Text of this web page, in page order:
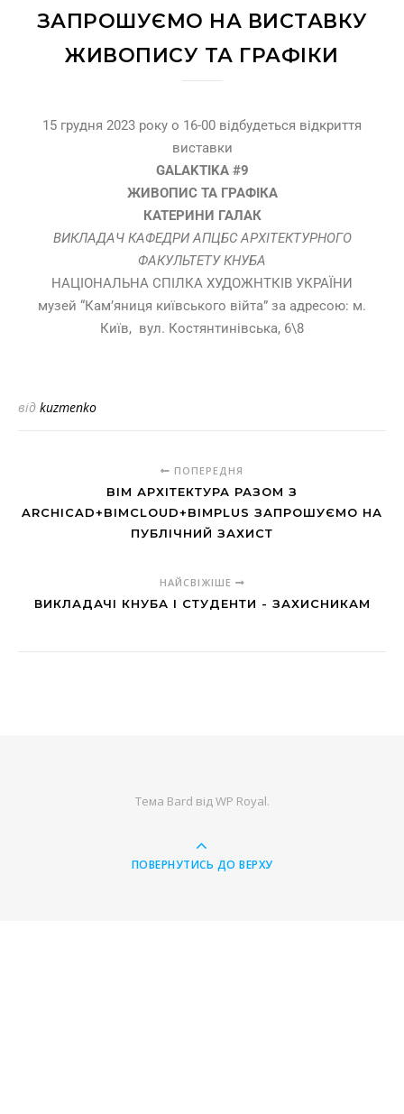
ЗАПРОШУЄМО НА ВИСТАВКУ
ЖИВОПИСУ ТА ГРАФІКИ
15 грудня 2023 року о 16-00 відбудеться відкриття
виставки
GALAKTIKA #9
ЖИВОПИС ТА ГРАФІКА
КАТЕРИНИ ГАЛАК
ВИКЛАДАЧ КАФЕДРИ АПЦБС АРХІТЕКТУРНОГО
ФАКУЛЬТЕТУ КНУБА
НАЦІОНАЛЬНА СПІЛКА ХУДОЖНТКІВ УКРАЇНИ
музей “Кам’яниця київського війта” за адресою: м.
Київ, вул. Костянтинівська, 6\8
від kuzmenko
ПОПЕРЕДНЯ
BIM АРХІТЕКТУРА РАЗОМ З
ARCHICAD+BIMCLOUD+BIMPLUS ЗАПРОШУЄМО НА
ПУБЛІЧНИЙ ЗАХИСТ
НАЙСВІЖІШЕ
ВИКЛАДАЧІ КНУБА І СТУДЕНТИ - ЗАХИСНИКАМ
Тема Bard відWP Royal.
ПОВЕРНУТИСЬ ДО ВЕРХУ